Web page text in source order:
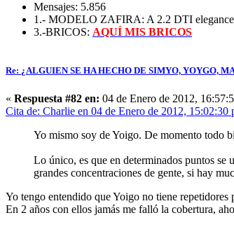
Mensajes: 5.856
1.- MODELO ZAFIRA: A 2.2 DTI elegance
3.-BRICOS: AQUÍ MIS BRICOS
Re: ¿ALGUIEN SE HA HECHO DE SIMYO, YOYGO,
« Respuesta #82 en: 04 de Enero de 2012,
Cita de: Charlie en 04 de Enero de 2012, 15:02:30
Yo mismo soy de Yoigo. De momento todo
Lo único, es que en determinados puntos se
grandes concentraciones de gente, si hay
Yo tengo entendido que Yoigo no tiene repetidores
En 2 años con ellos jamás me falló la cobertura,